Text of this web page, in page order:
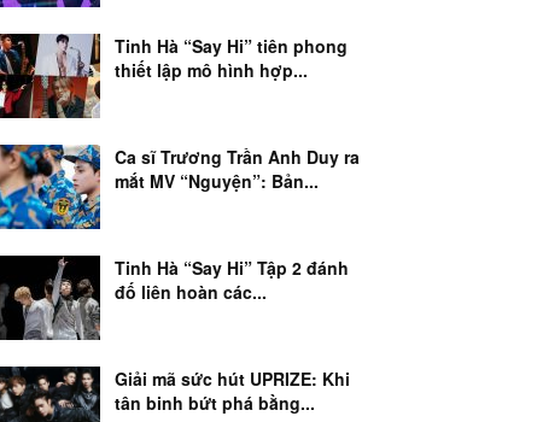
Tinh Hà “Say Hi” tiên phong
thiết lập mô hình hợp...
Ca sĩ Trương Trần Anh Duy ra
mắt MV “Nguyện”: Bản...
Tinh Hà “Say Hi” Tập 2 đánh
đố liên hoàn các...
Giải mã sức hút UPRIZE: Khi
tân binh bứt phá bằng...